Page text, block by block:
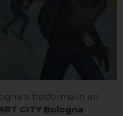
si trasforma in un
CITY Bologna